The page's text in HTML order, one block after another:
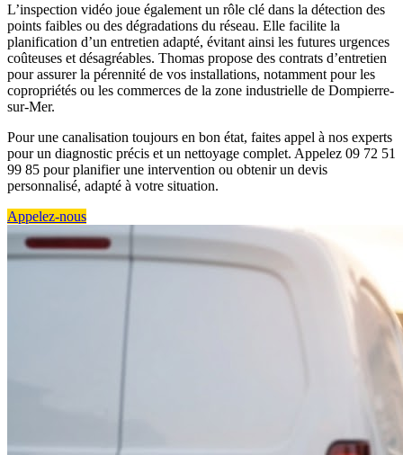
L’inspection vidéo joue également un rôle clé dans la détection des
points faibles ou des dégradations du réseau. Elle facilite la
planification d’un entretien adapté, évitant ainsi les futures urgences
coûteuses et désagréables. Thomas propose des contrats d’entretien
pour assurer la pérennité de vos installations, notamment pour les
copropriétés ou les commerces de la zone industrielle de Dompierre-
sur-Mer.
Pour une canalisation toujours en bon état, faites appel à nos experts
pour un diagnostic précis et un nettoyage complet. Appelez 09 72 51
99 85 pour planifier une intervention ou obtenir un devis
personnalisé, adapté à votre situation.
Appelez-nous